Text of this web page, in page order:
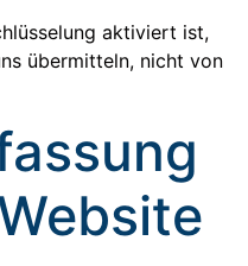
aktiviert ist,
übermitteln, nicht von